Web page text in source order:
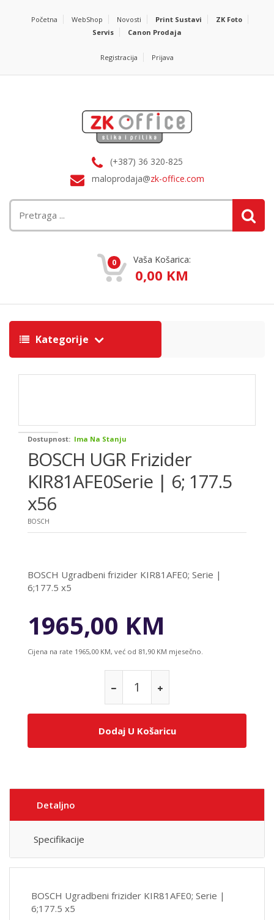
Početna WebShop Novosti Print Sustavi
ZK Foto
Servis
Canon Prodaja
Registracija Prijava
(+387) 36 320-825
maloprodaja@zk-office.com
0 Vaša Košarica:
0,00 KM
Kategorije
Dostupnost: Ima Na Stanju
BOSCH UGR Frizider
KIR81AFE0Serie | 6; 177.5
x56
BOSCH
BOSCH Ugradbeni frizider KIR81AFE0; Serie |
6;177.5 x5
1965,00 KM
Cijena na rate 1965,00 KM, već od 81,90 KM mjesečno.
Dodaj U Košaricu
Detaljno
Specifikacije
BOSCH Ugradbeni frizider KIR81AFE0; Serie |
6;177.5 x5